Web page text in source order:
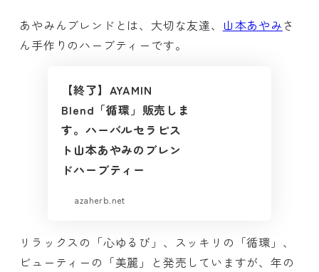
あやみんブレンドとは、大切な友達、 山本あやみさ
ん手作りのハーブティーです。
【終了】AYAMIN
Blend「循環」販売しま
す。ハーバルセラピス
ト山本あやみのブレン
ドハーブティー
azaherb.net
リラックスの「心ゆるび」、スッキリの「循環」、
ビューティーの「美麗」と発売していますが、年の